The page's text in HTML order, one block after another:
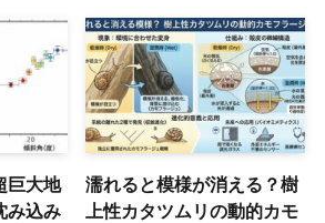
巨大地
み込み
濡れると模様が消える？樹
上性カタツムリの動的カモ